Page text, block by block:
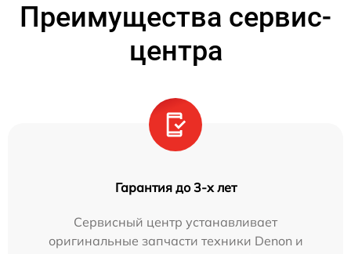
Преимущества сервис-
центра
Гарантия до 3-х лет
Сервисный центр устанавливает
оригинальные запчасти техники Denon и